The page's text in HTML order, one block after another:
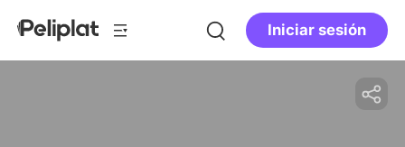
Iniciar sesión